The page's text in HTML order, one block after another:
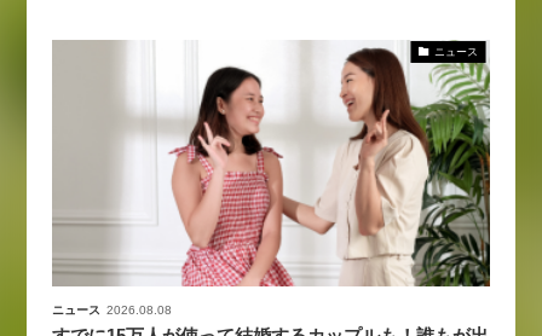
ニュース
ニュース 2026.08.08